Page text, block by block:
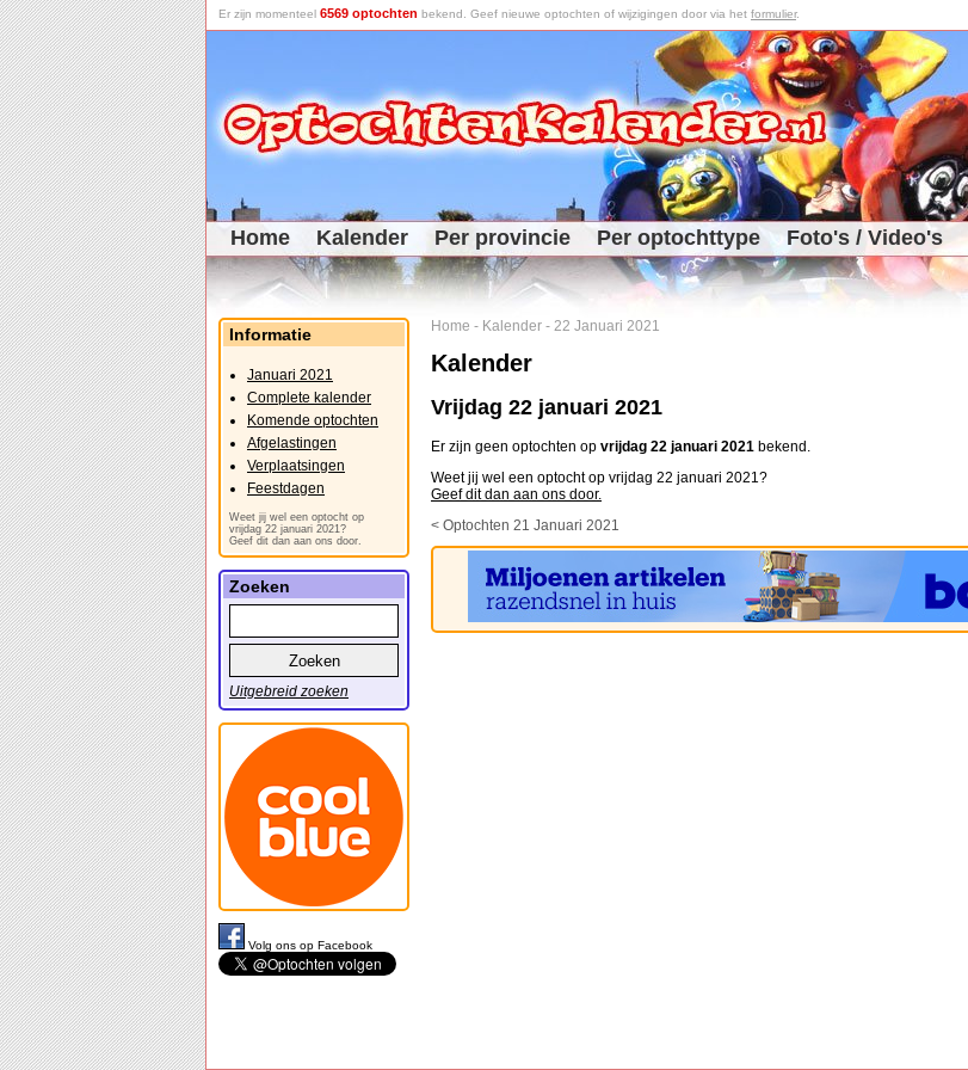
Er zijn momenteel 6569 optochten bekend. Geef nieuwe optochten of wijzigingen door via het formulier.
Home Kalender Per provincie Per optochttype Foto's / Video's
Home - Kalender - 22 Januari 2021
Kalender
Vrijdag 22 januari 2021
Er zijn geen optochten op vrijdag 22 januari 2021 bekend.
Weet jij wel een optocht op vrijdag 22 januari 2021?
Geef dit dan aan ons door.
< Optochten 21 Januari 2021
Informatie
Januari 2021
Complete kalender
Komende optochten
Afgelastingen
Verplaatsingen
Feestdagen
Weet jij wel een optocht op
vrijdag 22 januari 2021?
Geef dit dan aan ons door.
Zoeken
Uitgebreid zoeken
Volg ons op Facebook